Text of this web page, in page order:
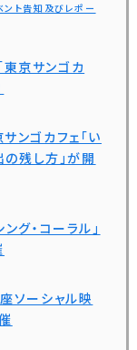
ト告知及びレポー
東京サンゴカ
ンゴカフェ「い
残し方」が開
グ・コーラル」
ソーシャル映